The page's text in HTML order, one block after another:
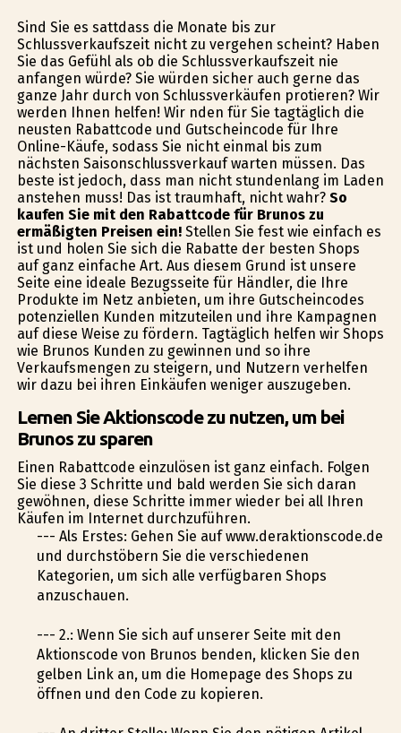
Sind Sie es sattdass die Monate bis zur
Schlussverkaufszeit nicht zu vergehen scheint? Haben
Sie das Gefühl als ob die Schlussverkaufszeit nie
anfangen würde? Sie würden sicher auch gerne das
ganze Jahr durch von Schlussverkäufen profitieren? Wir
werden Ihnen helfen! Wir finden für Sie tagtäglich die
neusten Rabattcode und Gutscheincode für Ihre
Online-Käufe, sodass Sie nicht einmal bis zum
nächsten Saisonschlussverkauf warten müssen. Das
beste ist jedoch, dass man nicht stundenlang im Laden
anstehen muss! Das ist traumhaft, nicht wahr? So
kaufen Sie mit den Rabattcode für Brunos zu
ermäßigten Preisen ein!Stellen Sie fest wie einfach es
ist und holen Sie sich die Rabatte der besten Shops
auf ganz einfache Art. Aus diesem Grund ist unsere
Seite eine ideale Bezugsseite für Händler, die Ihre
Produkte im Netz anbieten, um ihre Gutscheincodes
potenziellen Kunden mitzuteilen und ihre Kampagnen
auf diese Weise zu fördern. Tagtäglich helfen wir Shops
wie Brunos Kunden zu gewinnen und so ihre
Verkaufsmengen zu steigern, und Nutzern verhelfen
wir dazu bei ihren Einkäufen weniger auszugeben.
Lernen Sie Aktionscode zu nutzen, um bei
Brunos zu sparen
Einen Rabattcode einzulösen ist ganz einfach. Folgen
Sie diese 3 Schritte und bald werden Sie sich daran
gewöhnen, diese Schritte immer wieder bei all Ihren
Käufen im Internet durchzuführen.
--- Als Erstes: Gehen Sie auf www.deraktionscode.de
und durchstöbern Sie die verschiedenen
Kategorien, um sich alle verfügbaren Shops
anzuschauen.
--- 2.: Wenn Sie sich auf unserer Seite mit den
Aktionscode von Brunos befinden, klicken Sie den
gelben Link an, um die Homepage des Shops zu
öffnen und den Code zu kopieren.